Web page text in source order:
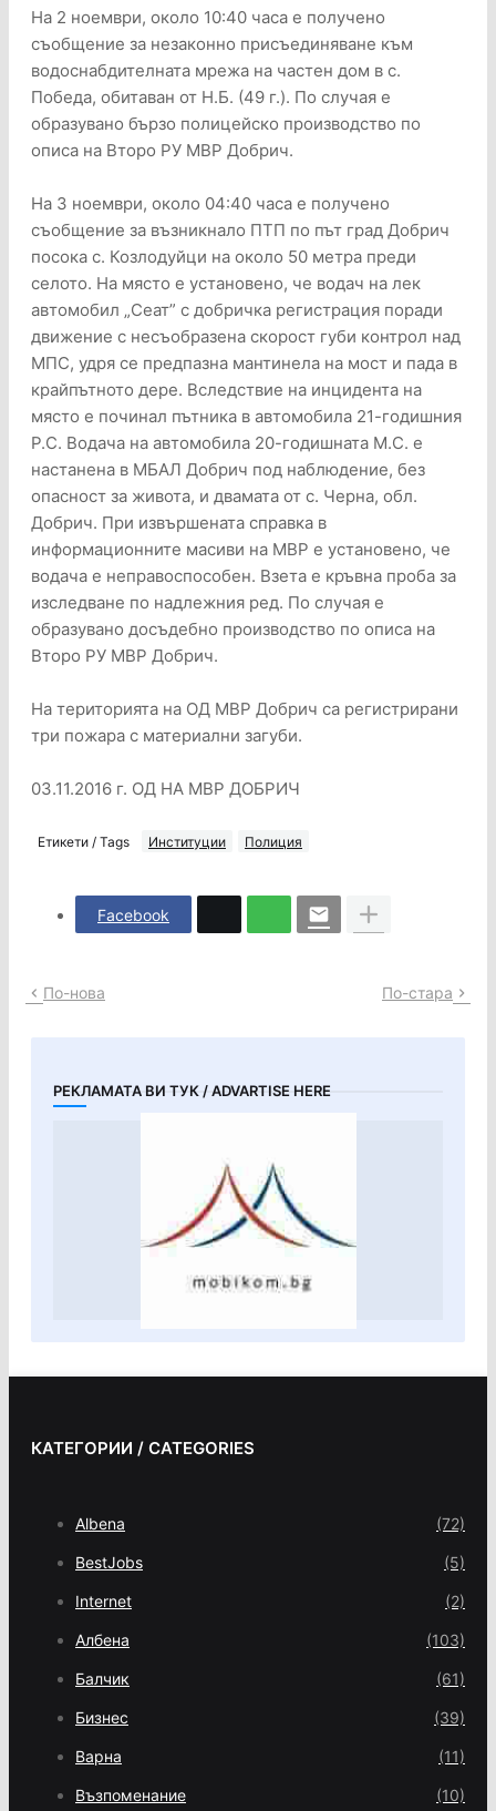
На 2 ноември, около 10:40 часа е получено
съобщение за незаконно присъединяване към
водоснабдителната мрежа на частен дом в с.
Победа, обитаван от Н.Б. (49 г.). По случая е
образувано бързо полицейско производство по
описа на Второ РУ МВР Добрич.
На 3 ноември, около 04:40 часа е получено
съобщение за възникнало ПТП по път град Добрич
посока с. Козлодуйци на около 50 метра преди
селото. На място е установено, че водач на лек
автомобил „Сеат” с добричка регистрация поради
движение с несъобразена скорост губи контрол над
МПС, удря се предпазна мантинела на мост и пада в
крайпътното дере. Вследствие на инцидента на
място е починал пътника в автомобила 21-годишния
Р.С. Водача на автомобила 20-годишната М.С. е
настанена в МБАЛ Добрич под наблюдение, без
опасност за живота, и двамата от с. Черна, обл.
Добрич. При извършената справка в
информационните масиви на МВР е установено, че
водача е неправоспособен. Взета е кръвна проба за
изследване по надлежния ред. По случая е
образувано досъдебно производство по описа на
Второ РУ МВР Добрич.
На територията на ОД МВР Добрич са регистрирани
три пожара с материални загуби.
03.11.2016 г. ОД НА МВР ДОБРИЧ
Етикети / Tags Институции Полиция
Facebook
По-нова По-стара
РЕКЛАМАТА ВИ ТУК / ADVARTISE HERE
КАТЕГОРИИ / CATEGORIES
Albena (72)
BestJobs (5)
Internet (2)
Албена (103)
Балчик (61)
Бизнес (39)
Варна (11)
Възпоменание (10)